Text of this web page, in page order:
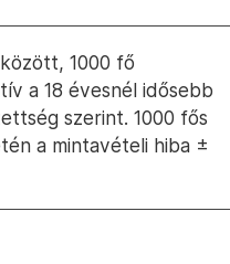
1000 fő
a 18 évesnél idősebb
szerint. 1000 fős
a mintavételi hiba ±